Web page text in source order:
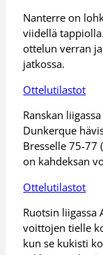
Nanterre on
viidellä
ottelun verran
jatkossa.
Ottelutilastot
Ranskan
Dunkerque
Bresselle 75-77
on kahdeksan
Ottelutilastot
Ruotsin liigassa
voittojen tielle
kun se kukisti